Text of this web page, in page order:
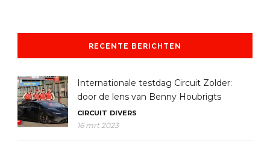
RECENTE BERICHTEN
Internationale testdag Circuit Zolder:
door de lens van Benny Houbrigts
CIRCUIT DIVERS
16 mrt 2023